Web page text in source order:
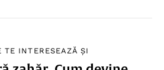
TE INTERESEAZĂ ȘI